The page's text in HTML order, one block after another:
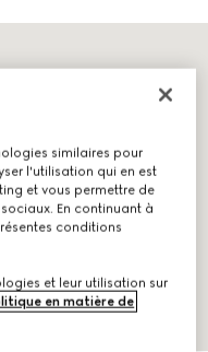
similaires pour
l'utilisation qui en est
et vous permettre de
En continuant à
conditions
et leur utilisation sur
en matière de